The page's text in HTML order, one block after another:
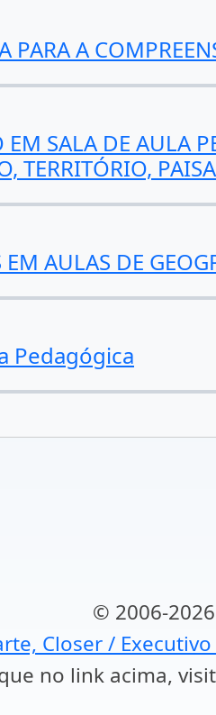
A
SALA DE AULA
TERRITÓRIO,
AULAS DE
Pedagógica
© 2006-
Closer /
no link acima,